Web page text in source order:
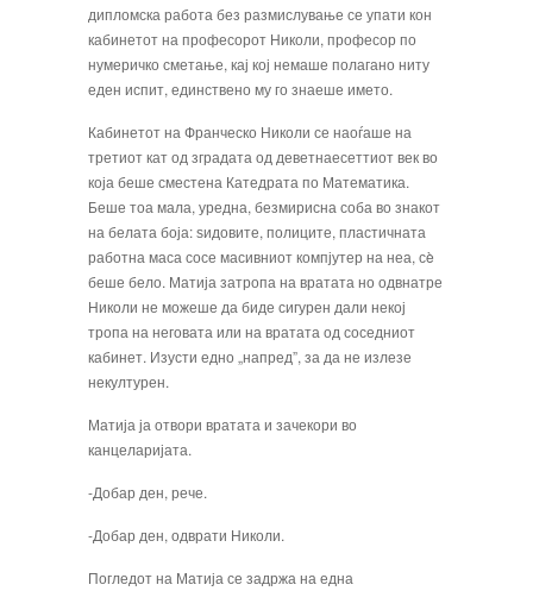
дипломска ра­бота без размислување се упати кон
каби­нетот на професорот Николи, професор по
нумеричко сметање, кај кој немаше по­лагано ниту
еден испит, единствено му го знаеше името.
Кабинетот на Франческо Николи се наоѓаше на
третиот кат од зградата од де­ветнаесеттиот век во
која беше сместена Катедрата по Математика.
Беше тоа мала, уредна, безмирисна соба во знакот
на бе­лата боја: ѕидовите, полиците, пластичната
работна маса сосе масивниот компјутер на неа, сè
беше бело. Матија затропа на вра­тата но одвнатре
Николи не можеше да биде сигурен дали некој
тропа на неговата или на вратата од соседниот
кабинет. Из­усти едно „напред”, за да не излезе
некул­турен.
Матија ја отвори вратата и зачекори во
канцеларијата.
-Добар ден, рече.
-Добар ден, одврати Николи.
Погледот на Матија се задржа на една